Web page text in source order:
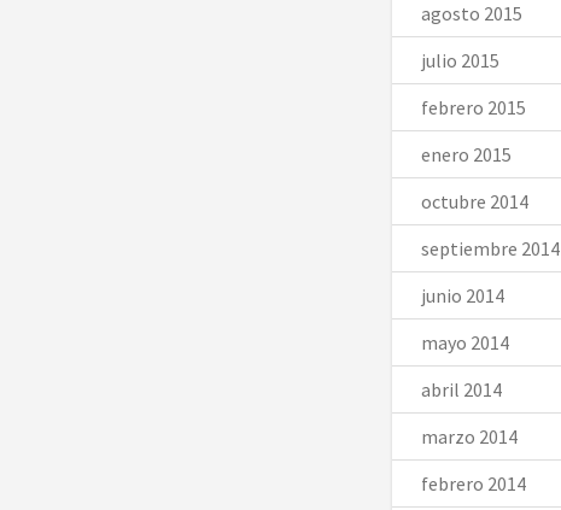
agosto 2015
julio 2015
febrero 2015
enero 2015
octubre 2014
septiembre 2014
junio 2014
mayo 2014
abril 2014
marzo 2014
febrero 2014